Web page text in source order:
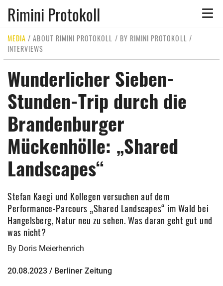
Toggle
Rimini Protokoll
MEDIA /ABOUT RIMINI PROTOKOLL / BY RIMINI PROTOKOLL /
INTERVIEWS
Wunderlicher Sieben-
Stunden-Trip durch die
Brandenburger
Mückenhölle: „Shared
Landscapes“
Stefan Kaegi und Kollegen versuchen auf dem
Performance-Parcours „Shared Landscapes“ im Wald bei
Hangelsberg, Natur neu zu sehen. Was daran geht gut und
was nicht?
By Doris Meierhenrich
20.08.2023 / Berliner Zeitung